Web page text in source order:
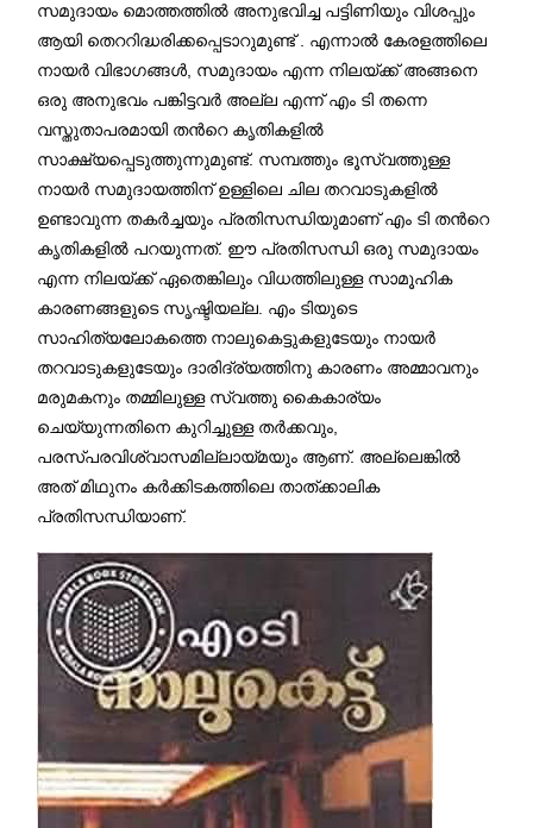
സമുദായം മൊത്തത്തില്‍ അനുഭവിച്ച പട്ടിണിയും വിശപ്പും
ആയി തെററിദ്ധരിക്കപ്പെടാറുമുണ്ട് . എന്നാൽ കേരളത്തിലെ
നായർ വിഭാഗങ്ങൾ, സമുദായം എന്ന നിലയ്ക്ക് അങ്ങനെ
ഒരു അനുഭവം പങ്കിട്ടവർ അല്ല എന്ന് എം ടി തന്നെ
വസ്തുതാപരമായി തന്‍റെ കൃതികളില്‍
സാക്ഷ്യപ്പെടുത്തുന്നുമുണ്ട്. സമ്പത്തും ഭൂസ്വത്തുള്ള
നായര്‍ സമുദായത്തിന് ഉള്ളിലെ ചില തറവാടുകളില്‍
ഉണ്ടാവുന്ന തകര്‍ച്ചയും പ്രതിസന്ധിയുമാണ് എം ടി തന്‍റെ
കൃതികളില്‍ പറയുന്നത്. ഈ പ്രതിസന്ധി ഒരു സമുദായം
എന്ന നിലയ്ക്ക് ഏതെങ്കിലും വിധത്തിലുള്ള സാമൂഹിക
കാരണങ്ങളുടെ സൃഷ്ടിയല്ല. എം ടിയുടെ
സാഹിത്യലോകത്തെ നാലുകെട്ടുകളുടേയും നായർ
തറവാടുകളുടേയും ദാരിദ്ര്യത്തിനു കാരണം അമ്മാവനും
മരുമകനും തമ്മിലുള്ള സ്വത്തു കൈകാര്യം
ചെയ്യുന്നതിനെ കുറിച്ചുള്ള തർക്കവും,
പരസ്പരവിശ്വാസമില്ലായ്മയും ആണ്. അല്ലെങ്കിൽ
അത് മിഥുനം കര്‍ക്കിടകത്തിലെ താത്ക്കാലിക
പ്രതിസന്ധിയാണ്.